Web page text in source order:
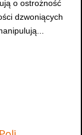
o ostrożność
dzwoniących